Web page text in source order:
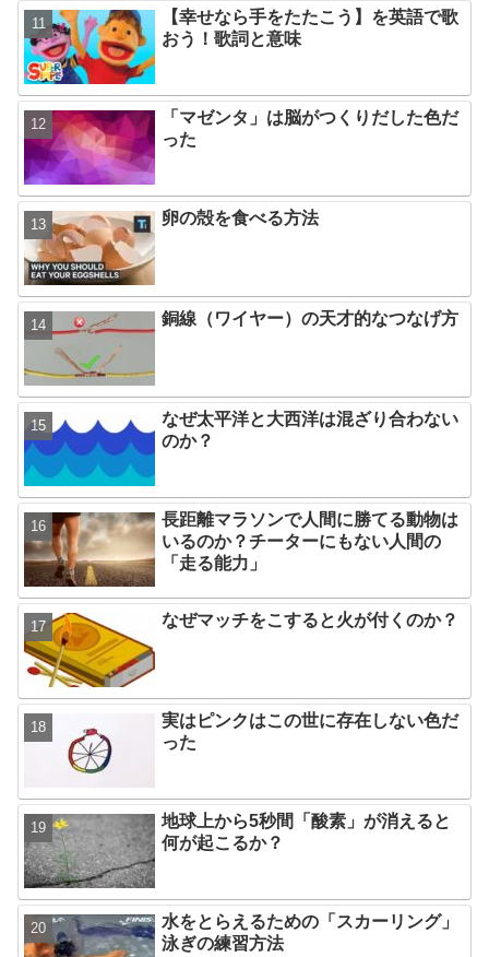
【幸せなら手をたたこう】を英語で歌
おう！歌詞と意味
「マゼンタ」は脳がつくりだした色だ
った
卵の殻を食べる方法
銅線（ワイヤー）の天才的なつなげ方
なぜ太平洋と大西洋は混ざり合わない
のか？
長距離マラソンで人間に勝てる動物は
いるのか？チーターにもない人間の
「走る能力」
なぜマッチをこすると火が付くのか？
実はピンクはこの世に存在しない色だ
った
地球上から5秒間「酸素」が消えると
何が起こるか？
水をとらえるための「スカーリング」
泳ぎの練習方法